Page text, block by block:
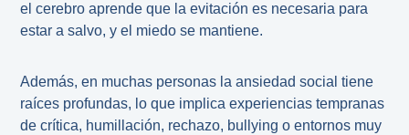
el cerebro aprende que la evitación es necesaria para
estar a salvo, y el miedo se mantiene.
Además, en muchas personas la ansiedad social tiene
raíces profundas, lo que implica experiencias tempranas
de crítica, humillación, rechazo, bullying o entornos muy